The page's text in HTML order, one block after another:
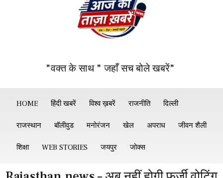
"वक्त के साथ " जहाँ सच बोले खबरें"
HOME हिंदी खबरें विश्व ख़बरें राजनीति दिल्ली
राजस्थान बॉलीवुड मनोरंजन खेल अपराध जीवन शैली
शिक्षा WEB STORIES जयपुर जोक्स